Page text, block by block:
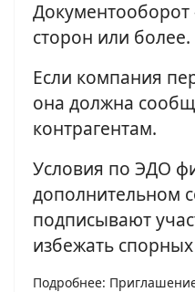
сторон или более.
Если компания
она должна
контрагентам.
Условия по ЭДО
дополнительном
подписывают
избежать
Подробнее: